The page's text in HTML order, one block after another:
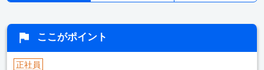
ここがポイント
正社員